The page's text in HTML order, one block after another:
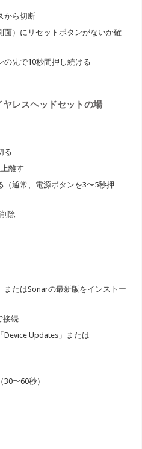
から切断
面）にリセットボタンがないか確
の先で10秒間押し続ける
レスヘッドセットの場
る
離す
通常、電源ボタンを3〜5秒押
除
またはSonarの最新版をインストー
接続
Device Updates」または
〜60秒）